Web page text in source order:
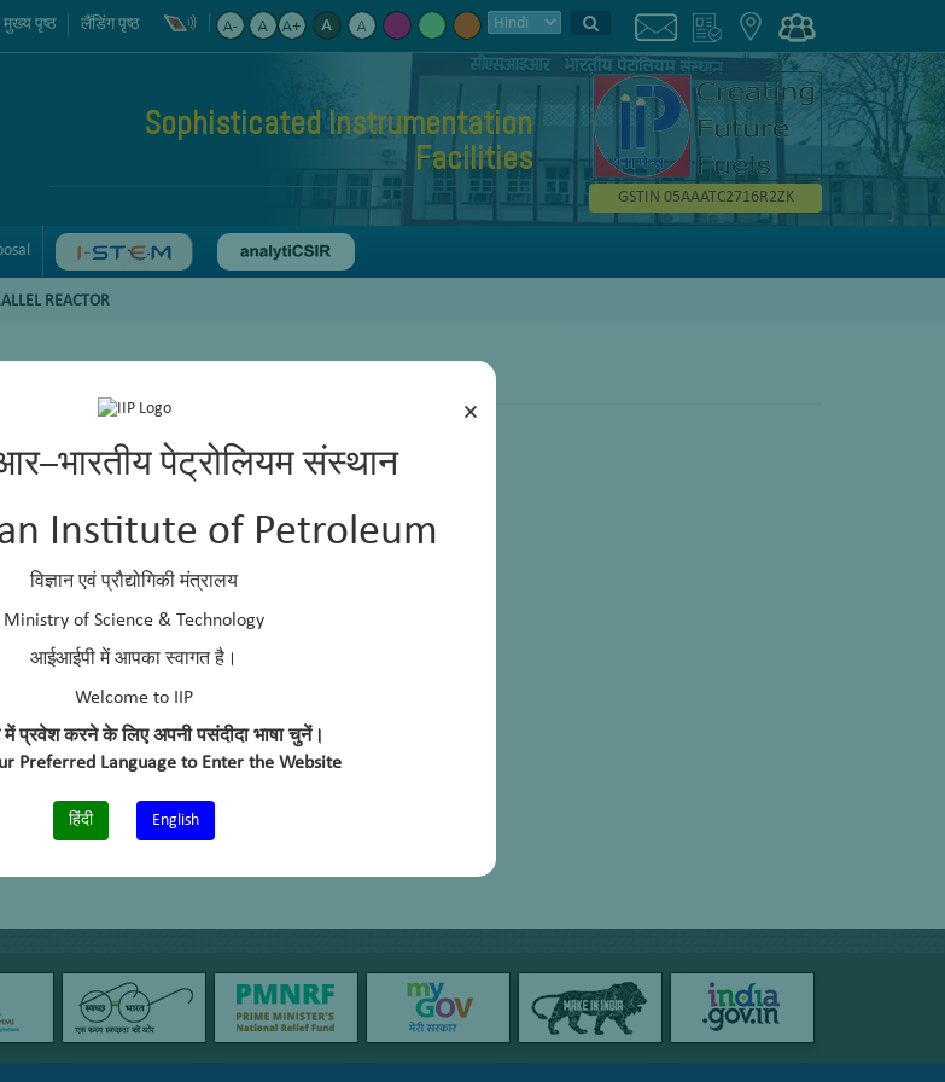
×
पेट्रोलियम संस्थान
Institute of Petroleum
विज्ञान एवं प्रौद्योगिकी मंत्रालय
Ministry of Science & Technology
आईआईपी में आपका स्वागत है।
Welcome to IIP
में प्रवेश करने के लिए अपनी पसंदीदा भाषा चुनें।
Preferred Language to Enter the Website
हिंदी English
मुख्य पृष्ठ लैंडिंग पृष्ठ
Sophisticated Instrumentation
Facilities
GSTIN 05AAATC2716R2ZK
REACTOR